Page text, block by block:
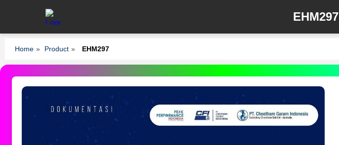
EHM297
Home » Product » EHM297